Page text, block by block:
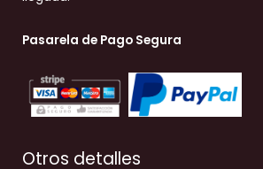
Pasarela de Pago Segura
Otros detalles